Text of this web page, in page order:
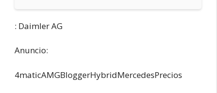
: Daimler AG
Anuncio:
4maticAMGBloggerHybridMercedesPrecios